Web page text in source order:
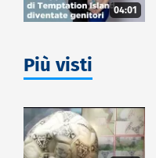
04:01
Più visti